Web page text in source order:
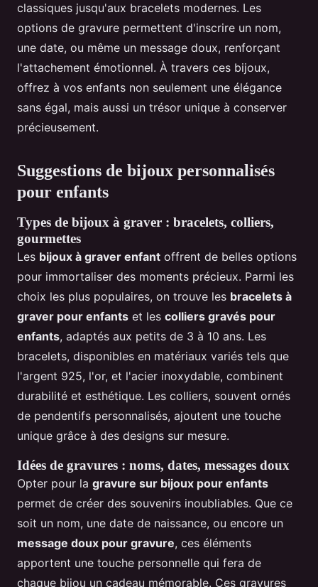
classiques jusqu'aux bracelets modernes. Les
options de gravure permettent d'inscrire un nom,
une date, ou même un message doux, renforçant
l'attachement émotionnel. À travers ces bijoux,
offrez à vos enfants non seulement une élégance
sans égal, mais aussi un trésor unique à conserver
précieusement.
Suggestions de bijoux personnalisés
pour enfants
Types de bijoux à graver : bracelets, colliers,
gourmettes
Les bijoux à graver enfant offrent de belles options
pour immortaliser des moments précieux. Parmi les
choix les plus populaires, on trouve les bracelets à
graver pour enfants et les colliers gravés pour
enfants, adaptés aux petits de 3 à 10 ans. Les
bracelets, disponibles en matériaux variés tels que
l'argent 925, l'or, et l'acier inoxydable, combinent
durabilité et esthétique. Les colliers, souvent ornés
de pendentifs personnalisés, ajoutent une touche
unique grâce à des designs sur mesure.
Idées de gravures : noms, dates, messages doux
Opter pour la gravure sur bijoux pour enfants
permet de créer des souvenirs inoubliables. Que ce
soit un nom, une date de naissance, ou encore un
message doux pour gravure, ces éléments
apportent une touche personnelle qui fera de
chaque bijou un cadeau mémorable. Ces gravures